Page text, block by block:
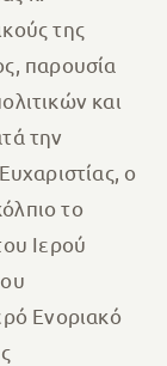
της
παρουσία
και
την
ο
το
Ιερού
Ενοριακό